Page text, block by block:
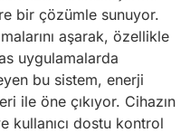
bir çözümle sunuyor.
aşarak, özellikle
uygulamalarda
bu sistem, enerji
ile öne çıkıyor. Cihazın
kullanıcı dostu kontrol